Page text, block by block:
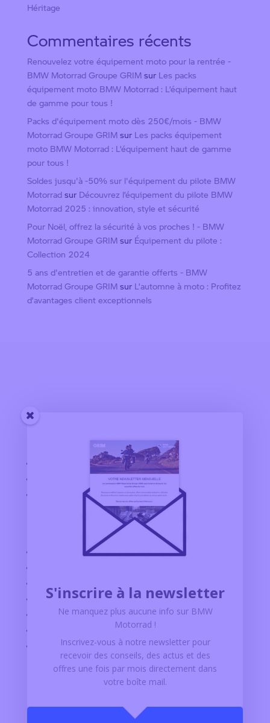
Héritage
Commentaires récents
Renouvelez votre équipement moto pour la rentrée -
BMW Motorrad Groupe GRIMsur Les packs
équipement moto BMW Motorrad : L’équipement haut
de gamme pour tous !
Packs d'équipement moto dès 250€/mois - BMW
Motorrad Groupe GRIMsur Les packs équipement
moto BMW Motorrad : L’équipement haut de gamme
pour tous !
Soldes jusqu'à -50% sur l'équipement du pilote BMW
Motorradsur Découvrez l’équipement du pilote BMW
Motorrad 2025 : innovation, style et sécurité
Pour Noël, offrez la sécurité à vos proches ! - BMW
Motorrad Groupe GRIMsur Équipement du pilote :
Collection 2024
5 ans d'entretien et de garantie offerts - BMW
Motorrad Groupe GRIMsur L’automne à moto : Profitez
d’avantages client exceptionnels
Nos concessions
BMW MOTORRAD ALBI
BMW MOTORRAD AGEN
BMW MOTORRAD TOULOUSE
Explorer
CONFIGURATEUR BMW MOTORRAD
OFFRES D'EMPLOI
PARTENAIRES
ACCÈS PRO
GRIM CARE
Contact
0 805 02 14 14
S'inscrire à la newsletter
Ne manquez plus aucune info sur BMW
Motorrad !
Inscrivez-vous à notre newsletter pour
recevoir des conseils, des actus et des
offres une fois par mois directement dans
votre boîte mail.